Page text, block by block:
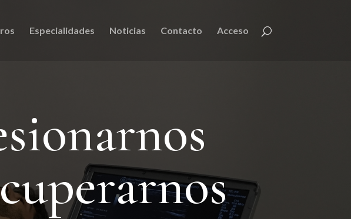
Especialidades Noticias Contacto Acceso